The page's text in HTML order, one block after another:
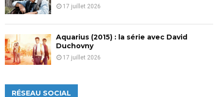
17 juillet 2026
Aquarius (2015) : la série avec David
Duchovny
17 juillet 2026
RÉSEAU SOCIAL